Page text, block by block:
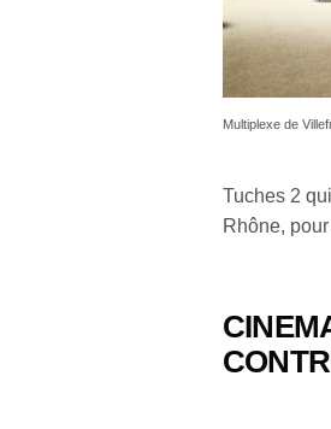
Multiplexe de
Tuches 2
Rhône,